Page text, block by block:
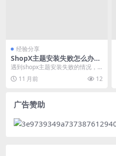
经验分享
ShopX主题安装失败怎么办解
决方法
遇到shopx主题安装失败的情况，
通常是由于文件权限、服务器配置
或依赖库问题导致...
11 月前 12
广告赞助